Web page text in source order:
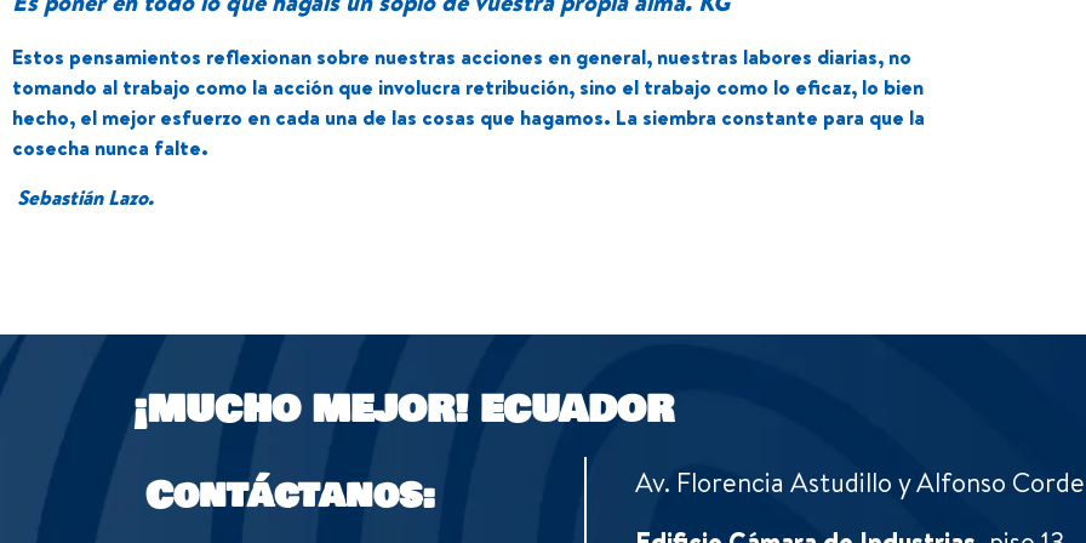
Estos pensamientos reflexionan sobre nuestras acciones en general, nuestras labores diarias, no
tomando al trabajo como la acción que involucra retribución, sino el trabajo como lo eficaz, lo bien
hecho, el mejor esfuerzo en cada una de las cosas que hagamos. La siembra constante para que la
cosecha nunca falte.
Sebastián Lazo.
¡MUCHO MEJOR! ECUADOR
Contáctanos:
Av. Florencia Astudillo y Alfonso